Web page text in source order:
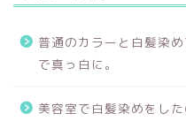
普通のカラーと白髪染
で真っ白に。
美容室で白髪染めをし